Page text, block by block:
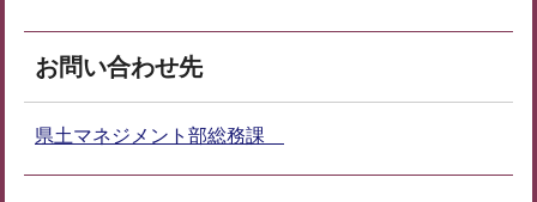
お問い合わせ先
県土マネジメント部総務課